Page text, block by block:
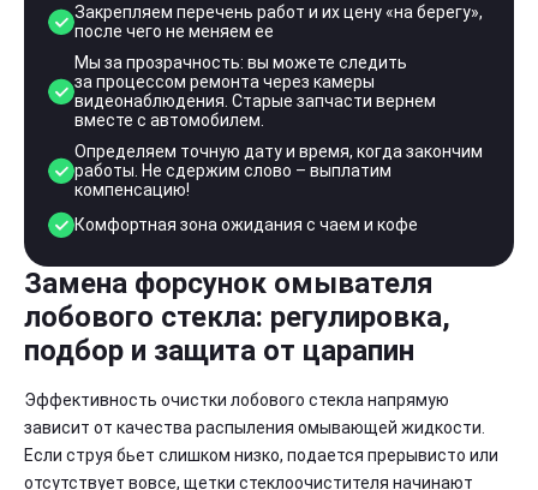
Закрепляем перечень работ и их цену «на берегу»,
после чего не меняем ее
Мы за прозрачность: вы можете следить
за процессом ремонта через камеры
видеонаблюдения. Старые запчасти вернем
вместе с автомобилем.
Определяем точную дату и время, когда закончим
работы. Не сдержим слово – выплатим
компенсацию!
Комфортная зона ожидания с чаем и кофе
Замена форсунок омывателя
лобового стекла: регулировка,
подбор и защита от царапин
Эффективность очистки лобового стекла напрямую
зависит от качества распыления омывающей жидкости.
Если струя бьет слишком низко, подается прерывисто или
отсутствует вовсе, щетки стеклоочистителя начинают